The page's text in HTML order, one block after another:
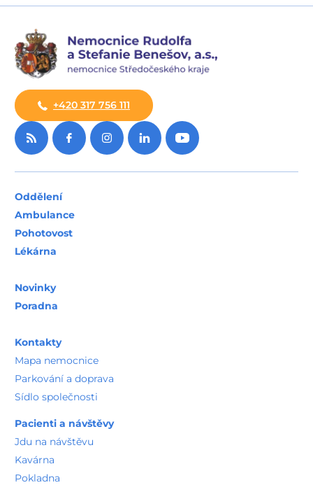
+420 317 756 111
Oddělení
Ambulance
Pohotovost
Lékárna
Novinky
Poradna
Kontakty
Mapa nemocnice
Parkování a doprava
Sídlo společnosti
Pacienti a návštěvy
Jdu na návštěvu
Kavárna
Pokladna